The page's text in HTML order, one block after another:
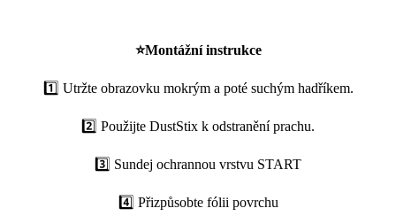
⭐Montážní instrukce
1️⃣ Utržte obrazovku mokrým a poté suchým hadříkem.
2️⃣ Použijte DustStix k odstranění prachu.
3️⃣ Sundej ochrannou vrstvu START
4️⃣ Přizpůsobte fólii povrchu